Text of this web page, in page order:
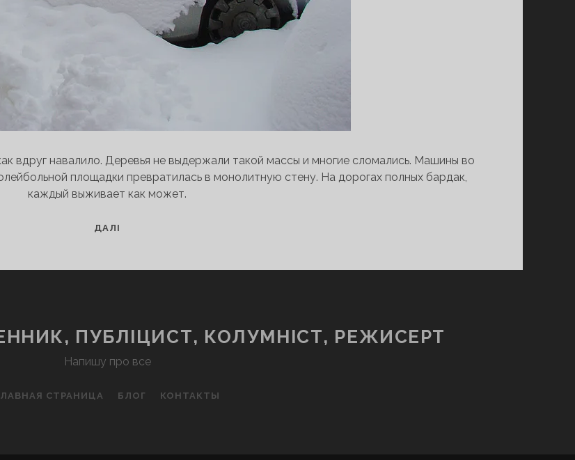
вдруг навалило. Деревья не выдержали такой массы и многие сломались. Машины во
площадки превратилась в монолитную стену. На дорогах полных бардак,
каждый выживает как может.
ДАЛІ
ПУБЛІЦИСТ, КОЛУМНІСТ, РЕЖИСЕРТ
Напишу про все
СТРАНИЦА БЛОГ КОНТАКТЫ